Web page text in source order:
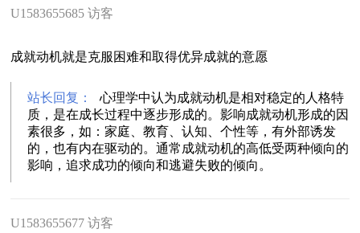
U1583655685 访客
成就动机就是克服困难和取得优异成就的意愿
站长回复：
心理学中认为成就动机是相对稳定的人格特
质，是在成长过程中逐步形成的。影响成就动机形成的因
素很多，如：家庭、教育、认知、个性等，有外部诱发
的，也有内在驱动的。通常成就动机的高低受两种倾向的
影响，追求成功的倾向和逃避失败的倾向。
U1583655677 访客